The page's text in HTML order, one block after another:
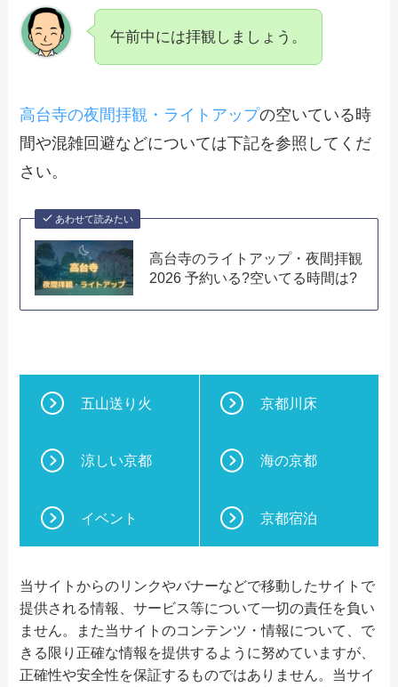
午前中には拝観しましょう。
高台寺の夜間拝観・ライトアップの空いている時
間や混雑回避などについては下記を参照してくだ
さい。
あわせて読みたい
高台寺のライトアップ・夜間拝観
2026 予約いる?空いてる時間は?
五山送り火 京都川床
涼しい京都 海の京都
イベント 京都宿泊
当サイトからのリンクやバナーなどで移動したサイトで
提供される情報、サービス等について一切の責任を負い
ません。また当サイトのコンテンツ・情報について、で
きる限り正確な情報を提供するように努めていますが、
正確性や安全性を保証するものではありません。当サイ